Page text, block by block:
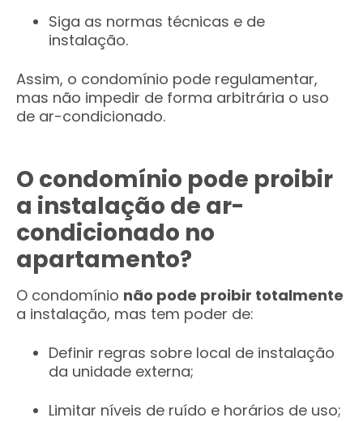
Siga as normas técnicas e de
instalação.
Assim, o condomínio pode regulamentar,
mas não impedir de forma arbitrária o uso
de ar-condicionado.
O condomínio pode proibir
a instalação de ar-
condicionado no
apartamento?
O condomínio não pode proibir totalmente
a instalação, mas tem poder de:
Definir regras sobre local de instalação
da unidade externa;
Limitar níveis de ruído e horários de uso;